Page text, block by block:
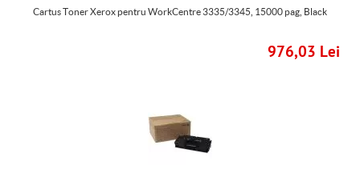
Cartus Toner Xerox pentru WorkCentre 3335/3345, 15000 pag, Black
976,03 Lei